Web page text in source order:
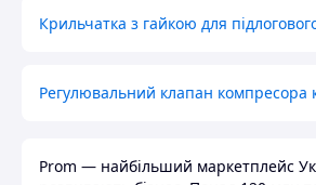
Крильчатка з гайкою для
Регулювальний клапан компресора
Prom — найбільший маркетплейс